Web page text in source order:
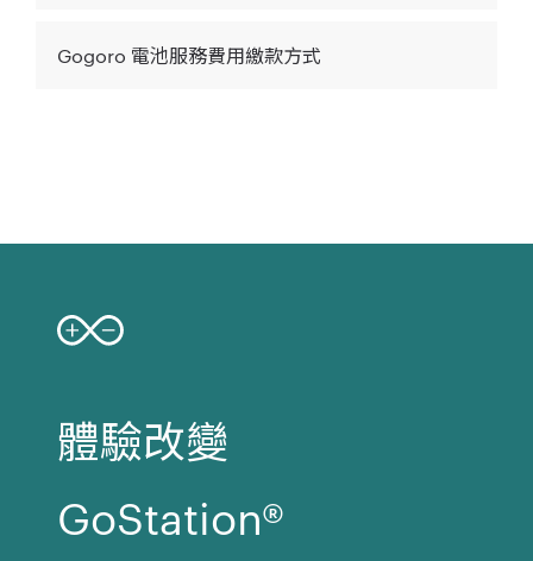
Gogoro 電池服務費用繳款方式
體驗改變
GoStation®